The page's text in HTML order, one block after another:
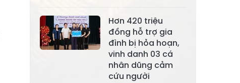
Xã Hợp Thành
Xã Phong Hải
Xã Xuân
Xã Bảo Thắng
Xã Tằng Loỏng
Xã Gia Phú
Hơn 420 triệu
đồng hỗ trợ gia
đình bị hỏa hoạn,
vinh danh 03 cá
nhân dũng cảm
cứu người